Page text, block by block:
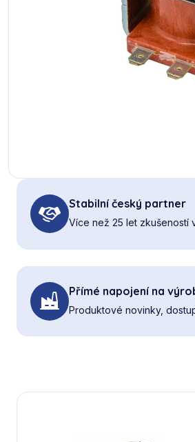
Stabilní český partner
Více než 25 let zkušeností
Přímé napojení na
Produktové novinky,